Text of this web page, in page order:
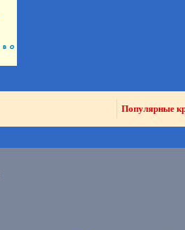
Популярные